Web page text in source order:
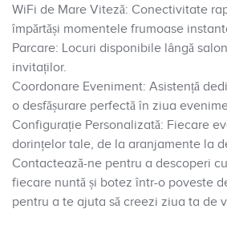
WiFi de Mare Viteză: Conectivitate
împărtăși momentele frumoase
Parcare: Locuri disponibile lângă
invitaților.
Coordonare Eveniment: Asistență
o desfășurare perfectă în ziua
Configurație Personalizată: Fiecare
dorințelor tale, de la aranjamente la
Contactează-ne pentru a descoperi
fiecare nuntă și botez într-o poveste
pentru a te ajuta să creezi ziua ta de